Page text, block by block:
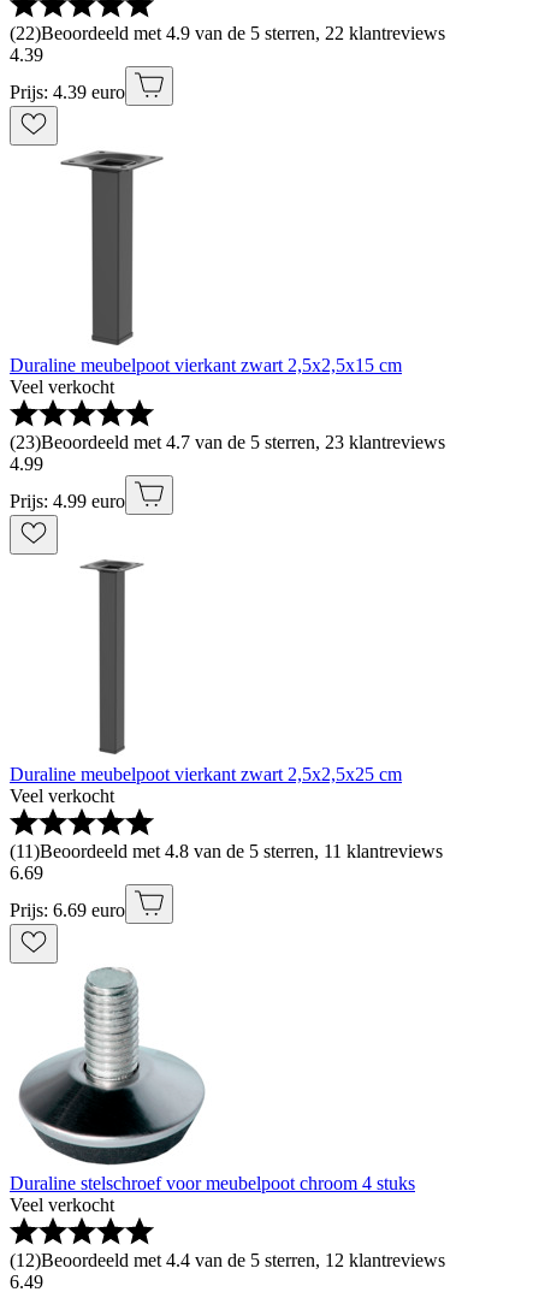
(22)Beoordeeld met 4.9 van de 5 sterren, 22 klantreviews
4.39
Prijs: 4.39 euro
Duraline meubelpoot vierkant zwart 2,5x2,5x15 cm
Veel verkocht
(23)Beoordeeld met 4.7 van de 5 sterren, 23 klantreviews
4.99
Prijs: 4.99 euro
Duraline meubelpoot vierkant zwart 2,5x2,5x25 cm
Veel verkocht
(11)Beoordeeld met 4.8 van de 5 sterren, 11 klantreviews
6.69
Prijs: 6.69 euro
Duraline stelschroef voor meubelpoot chroom 4 stuks
Veel verkocht
(12)Beoordeeld met 4.4 van de 5 sterren, 12 klantreviews
6.49